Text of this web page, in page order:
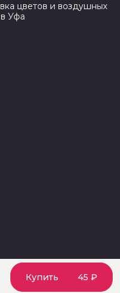
Купить 45 ₽
цветов и воздушных
Уфа
DEVKOT